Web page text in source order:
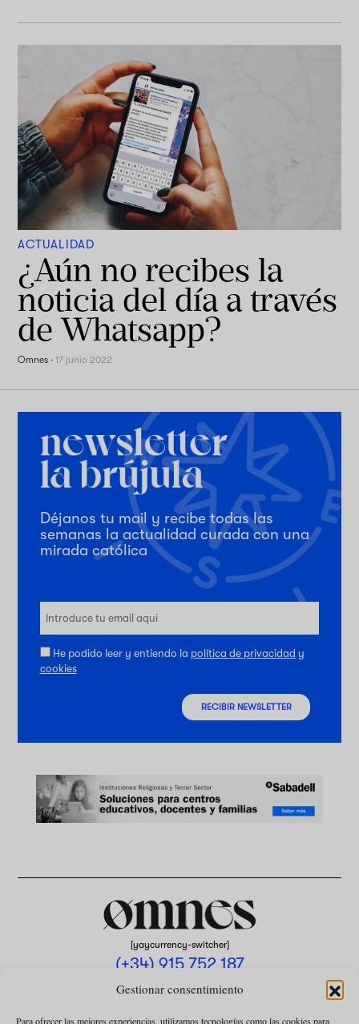
Gestionar consentimiento
Para ofrecer las mejores experiencias, utilizamos tecnologías como las cookies para
ACTUALIDAD
¿Aún no recibes la
noticia del día a través
de Whatsapp?
Omnes ·17 junio 2022
Déjanos tu mail y recibe todas las
semanas la actualidad curada con una
mirada católica
He podido leer y entiendo la política de privacidad y
cookies
RECIBIR NEWSLETTER
[yaycurrency-switcher]
(+34) 915 752 187
omnes@omnesmag.com